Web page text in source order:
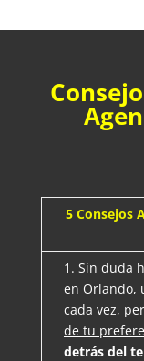
5 Consejos
1. Sin duda
en Orlando,
cada vez,
de tu
detrás del